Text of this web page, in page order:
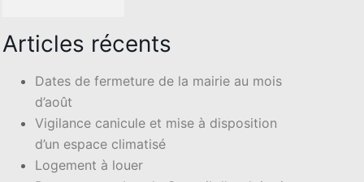
Articles récents
Dates de fermeture de la mairie au mois
d’août
Vigilance canicule et mise à disposition
d’un espace climatisé
Logement à louer